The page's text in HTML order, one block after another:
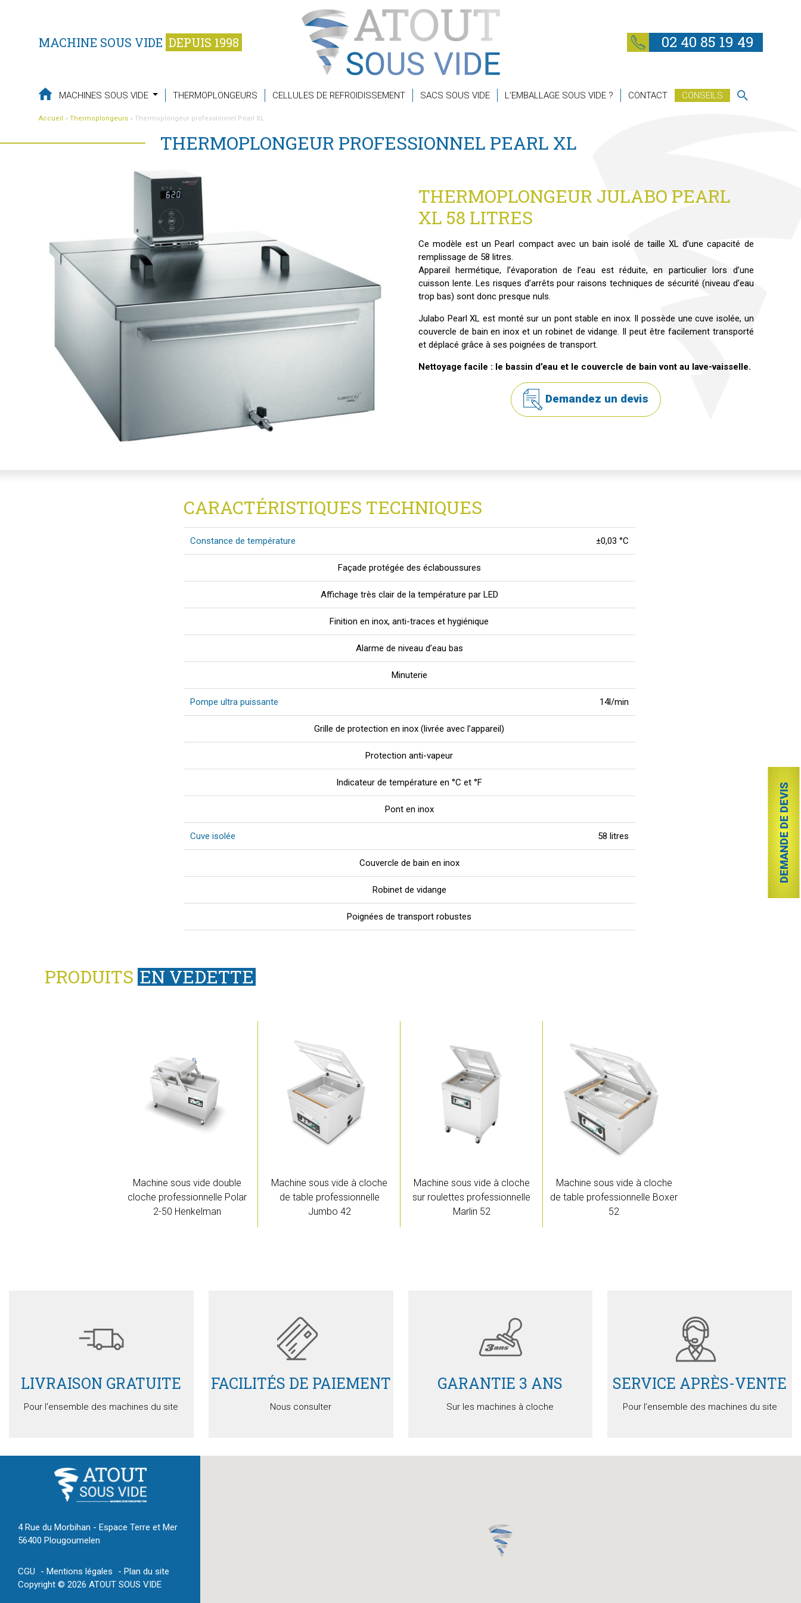
DEMANDE DE DEVIS
MACHINE SOUS VIDE DEPUIS 1998 02 40 85 19 49
MACHINES SOUS VIDE THERMOPLONGEURS CELLULES DE REFROIDISSEMENT SACS SOUS VIDE L’EMBALLAGE SOUS VIDE ? CONTACT CONSEILS
Accueil » Thermoplongeurs» Thermoplongeur professionnel Pearl XL
THERMOPLONGEUR PROFESSIONNEL PEARL XL
THERMOPLONGEUR JULABO PEARL
XL 58 LITRES
Ce modèle est un Pearl compact avec un bain isolé de taille XL d’une capacité de
remplissage de 58 litres.
Appareil hermétique, l’évaporation de l’eau est réduite, en particulier lors d’une
cuisson lente. Les risques d’arrêts pour raisons techniques de sécurité (niveau d’eau
trop bas) sont donc presque nuls.
Julabo Pearl XL est monté sur un pont stable en inox. Il possède une cuve isolée, un
couvercle de bain en inox et un robinet de vidange. Il peut être facilement transporté
et déplacé grâce à ses poignées de transport.
Nettoyage facile : le bassin d’eau et le couvercle de bain vont au lave-vaisselle.
Demandez un devis
CARACTÉRISTIQUES TECHNIQUES
Constance de température ±0,03 °C
Façade protégée des éclaboussures
Affichage très clair de la température par LED
Finition en inox, anti-traces et hygiénique
Alarme de niveau d’eau bas
Minuterie
Pompe ultra puissante 14l/min
Grille de protection en inox (livrée avec l’appareil)
Protection anti-vapeur
Indicateur de température en °C et °F
Pont en inox
Cuve isolée 58 litres
Couvercle de bain en inox
Robinet de vidange
Poignées de transport robustes
PRODUITS EN VEDETTE
Machine sous vide double
cloche professionnelle Polar
2-50 Henkelman
Machine sous vide à cloche
de table professionnelle
Jumbo 42
Machine sous vide à cloche
sur roulettes professionnelle
Marlin 52
Machine sous vide à cloche
de table professionnelle Boxer
52
LIVRAISON GRATUITE
Pour l'ensemble des machines du site
FACILITÉS DE PAIEMENT
Nous consulter
GARANTIE 3 ANS
Sur les machines à cloche
SERVICE APRÈS-VENTE
Pour l’ensemble des machines du site
4 Rue du Morbihan - Espace Terre et Mer
56400 Plougoumelen
CGU Mentions légales
Plan du site
Copyright © 2026 ATOUT SOUS VIDE